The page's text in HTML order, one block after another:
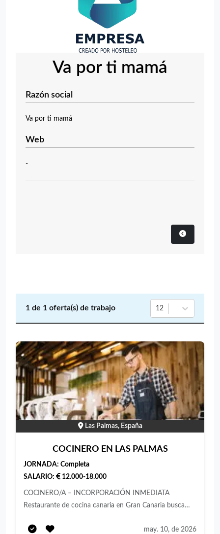
Va por ti mamá
Razón social
Va por ti mamá
Web
-
1 de 1 oferta(s) de trabajo 12
Las Palmas, España
COCINERO EN LAS PALMAS
JORNADA: Completa
SALARIO:
12.000-18.000
COCINERO/A – INCORPORACIÓN INMEDIATA
Restaurante de cocina canaria en Gran Canaria busca
Elaboración de platos y preparación diaria. Control y
may. 10, de 2026